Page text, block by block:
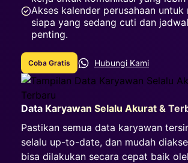
Akses kalender perusahaan untuk
siapa yang sedang cuti dan
penting.
Coba Gratis Hubungi Kami
Data Karyawan Selalu Akurat &
Pastikan semua data karyawan
selalu up-to-date, dan mudah
bisa dilakukan secara cepat baik